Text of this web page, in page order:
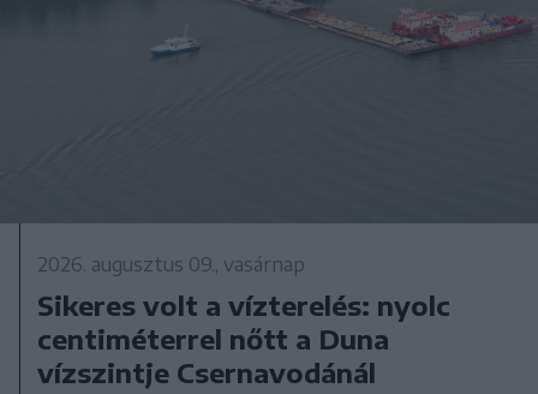
2026. augusztus 09., vasárnap
Sikeres volt a vízterelés: nyolc
centiméterrel nőtt a Duna
vízszintje Csernavodánál